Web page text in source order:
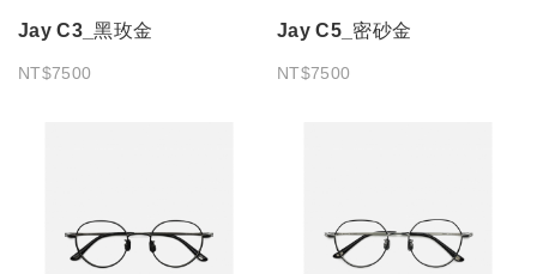
Jay C3_黑玫金
NT$7500
Jay C5_密砂金
NT$7500